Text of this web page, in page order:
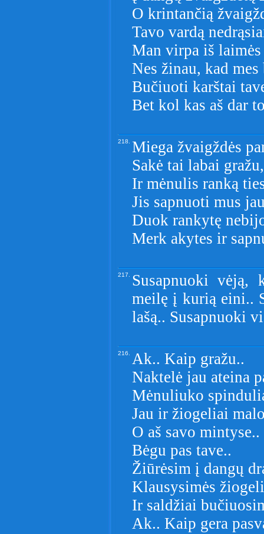
O krintančią
Tavo vardą
Man virpa iš
Nes žinau, kad
Bučiuoti karštai
Bet kol kas aš dar
218. Miega žvaigždės
Sakė tai labai gražu,
Ir mėnulis ranką
Jis sapnuoti mus
Duok rankytę
Merk akytes ir
217. Susapnuoki vėją,
meilę į kurią eini..
lašą.. Susapnuoki
216. Ak.. Kaip gražu..
Naktelė jau ateina
Mėnuliuko
Jau ir žiogeliai
O aš savo mintyse..
Bėgu pas tave..
Žiūrėsim į dangų
Klausysimės
Ir saldžiai
Ak.. Kaip gera